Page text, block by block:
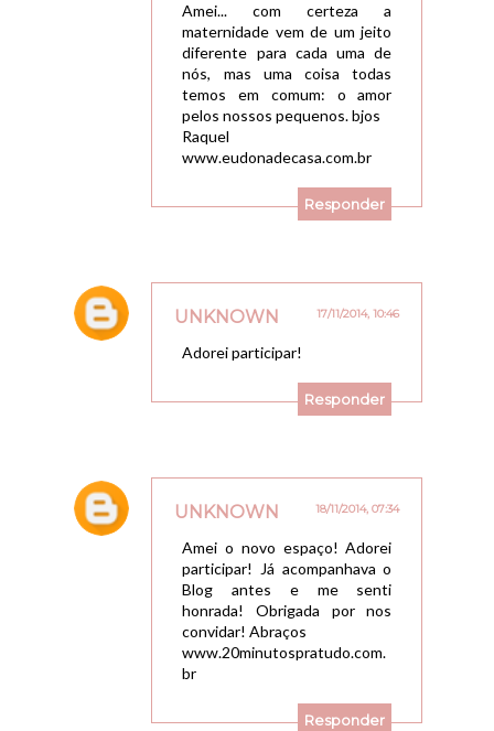
Amei... com certeza a
maternidade vem de um jeito
diferente para cada uma de
nós, mas uma coisa todas
temos em comum: o amor
pelos nossos pequenos. bjos
Raquel
www.eudonadecasa.com.br
Responder
UNKNOWN 17/11/2014, 10:46
Adorei participar!
Responder
UNKNOWN 18/11/2014, 07:34
Amei o novo espaço! Adorei
participar! Já acompanhava o
Blog antes e me senti
honrada! Obrigada por nos
convidar! Abraços
www.20minutospratudo.com.
br
Responder